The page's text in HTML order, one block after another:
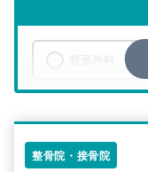
整骨院・接骨院